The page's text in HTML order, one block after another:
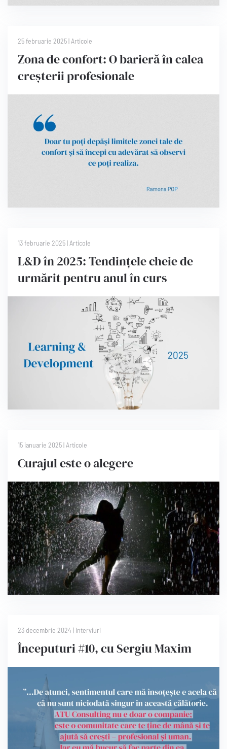
25 februarie 2025|Articole
Zona de confort: O barieră în calea
creșterii profesionale
13 februarie 2025|Articole
L&D în 2025: Tendințele cheie de
urmărit pentru anul în curs
15 ianuarie 2025|Articole
Curajul este o alegere
23 decembrie 2024 | Interviuri
Începuturi #10, cu Sergiu Maxim